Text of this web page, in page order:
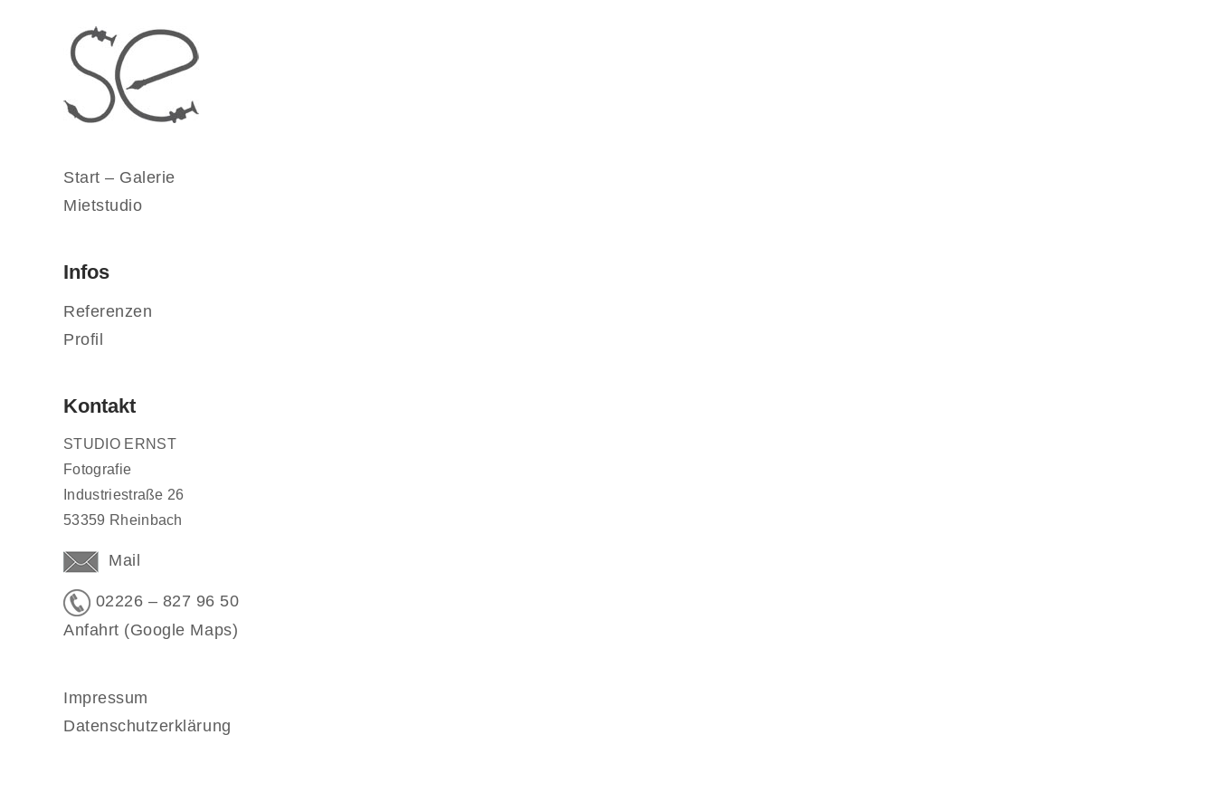
Start – Galerie
Mietstudio
Infos
Referenzen
Profil
Kontakt
STUDIO ERNST
Fotografie
Industriestraße 26
53359 Rheinbach
Mail
02226 – 827 96 50
Anfahrt (Google Maps)
Impressum
Datenschutzerklärung